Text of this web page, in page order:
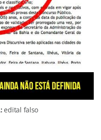
edital falso